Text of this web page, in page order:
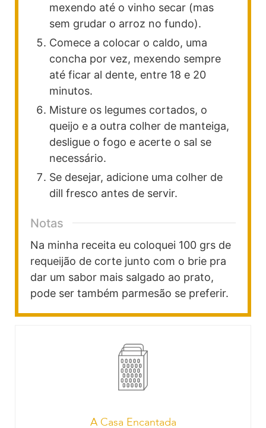
mexendo até o vinho secar (mas
sem grudar o arroz no fundo).
Comece a colocar o caldo, uma
concha por vez, mexendo sempre
até ficar al dente, entre 18 e 20
minutos.
Misture os legumes cortados, o
queijo e a outra colher de manteiga,
desligue o fogo e acerte o sal se
necessário.
Se desejar, adicione uma colher de
dill fresco antes de servir.
Notas
Na minha receita eu coloquei 100 grs de
requeijão de corte junto com o brie pra
dar um sabor mais salgado ao prato,
pode ser também parmesão se preferir.
A Casa Encantada